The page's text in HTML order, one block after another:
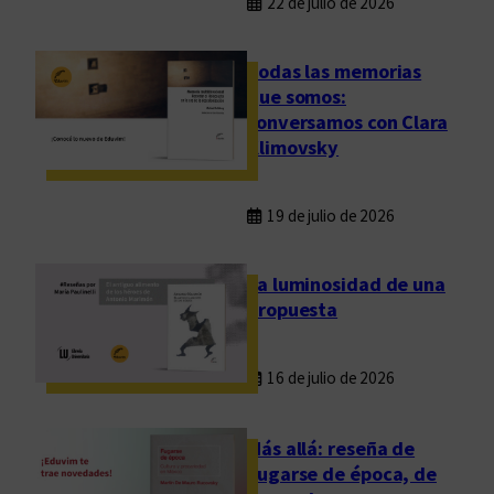
Todas las memorias
que somos:
conversamos con Clara
Klimovsky
19 de julio de 2026
La luminosidad de una
propuesta
16 de julio de 2026
Más allá: reseña de
Fugarse de época, de